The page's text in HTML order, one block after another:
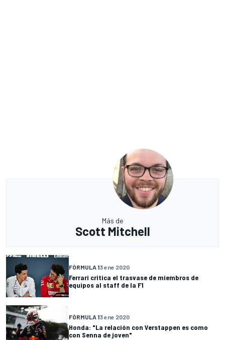
Más de
Scott Mitchell
FÓRMULA 13 ene 2020
Ferrari critica el trasvase de miembros de
equipos al staff de la F1
FÓRMULA 13 ene 2020
Honda: "La relación con Verstappen es como
con Senna de joven"